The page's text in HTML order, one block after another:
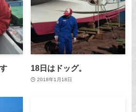
18日はドッグ。
2018年1月18日